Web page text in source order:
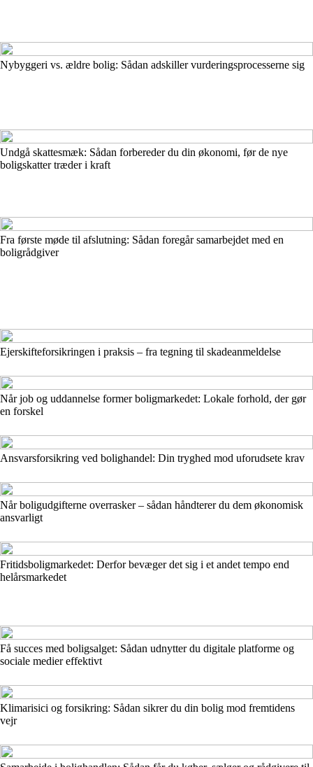
Nybyggeri vs. ældre bolig: Sådan adskiller vurderingsprocesserne sig
Undgå skattesmæk: Sådan forbereder du din økonomi, før de nye
boligskatter træder i kraft
Fra første møde til afslutning: Sådan foregår samarbejdet med en
boligrådgiver
Ejerskifteforsikringen i praksis – fra tegning til skadeanmeldelse
Når job og uddannelse former boligmarkedet: Lokale forhold, der gør
en forskel
Ansvarsforsikring ved bolighandel: Din tryghed mod uforudsete krav
Når boligudgifterne overrasker – sådan håndterer du dem økonomisk
ansvarligt
Fritidsboligmarkedet: Derfor bevæger det sig i et andet tempo end
helårsmarkedet
Få succes med boligsalget: Sådan udnytter du digitale platforme og
sociale medier effektivt
Klimarisici og forsikring: Sådan sikrer du din bolig mod fremtidens
vejr